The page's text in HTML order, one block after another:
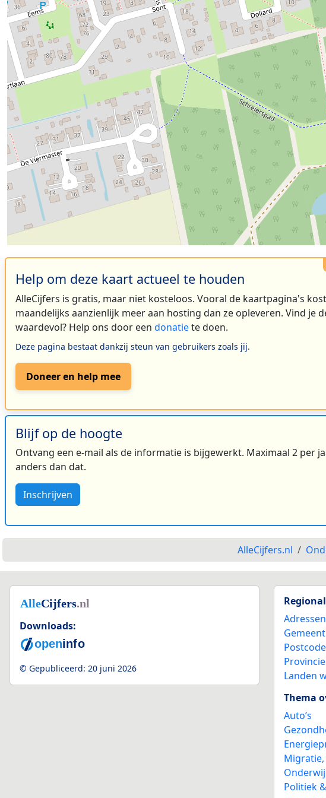
Help om deze kaart actueel te houden
AlleCijfers is gratis, maar niet kosteloos. Vooral de kaartpagina's
maandelijks aanzienlijk meer aan hosting dan ze opleveren. Vind je
waardevol? Help ons door een donatiete doen.
Deze pagina bestaat dankzij steun van gebruikers zoals jij.
Doneer en help mee
Blijf op de hoogte
Ontvang een e-mail als de informatie is bijgewerkt. Maximaal 2 per
anders dan dat.
Inschrijven
AlleCijfers.nl
Downloads:
© Gepubliceerd: 20 juni 2026
Adressen
Landen
Thema
Auto’s
Politiek